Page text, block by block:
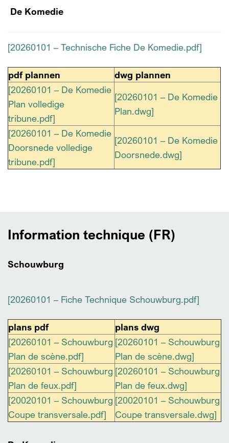
De Komedie
[20260101 – Technische Fiche De Komedie.pdf]
pdf plannen
dwg plannen
[20260101 – De Komedie
Plan volledige
tribune.pdf]
[20260101 – De Komedie
Plan.dwg]
[20260101 – De Komedie
Doorsnede volledige
tribune.pdf]
[20260101 – De Komedie
Doorsnede.dwg]
Information technique (FR)
Schouwburg
[20260101 – Fiche Technique Schouwburg.pdf]
plans pdf
plans dwg
[20260101 – Schouwburg
Plan de scène.pdf]
[20260101 – Schouwburg
Plan de scène.dwg]
[20260101 – Schouwburg
Plan de feux.pdf]
[20260101 – Schouwburg
Plan de feux.dwg]
[20020101 – Schouwburg
Coupe transversale.pdf]
[20020101 – Schouwburg
Coupe transversale.dwg]